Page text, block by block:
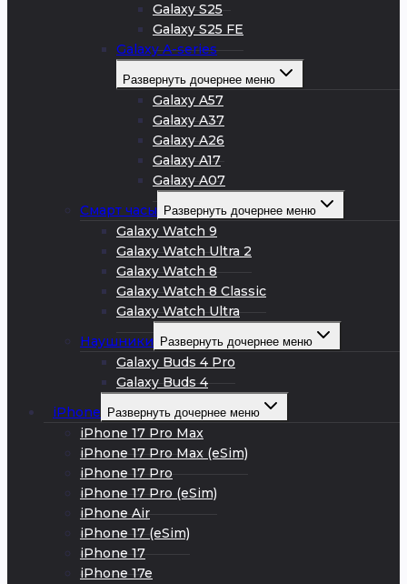
Galaxy S25
Galaxy S25 FE
Galaxy A-series
Развернуть дочернее меню
Galaxy A57
Galaxy A37
Galaxy A26
Galaxy A17
Galaxy A07
Смарт часы
Развернуть дочернее меню
Galaxy Watch 9
Galaxy Watch Ultra 2
Galaxy Watch 8
Galaxy Watch 8 Classic
Galaxy Watch Ultra
Наушники
Развернуть дочернее меню
Galaxy Buds 4 Pro
Galaxy Buds 4
iPhone
Развернуть дочернее меню
iPhone 17 Pro Max
iPhone 17 Pro Max (eSim)
iPhone 17 Pro
iPhone 17 Pro (eSim)
iPhone Air
iPhone 17 (eSim)
iPhone 17
iPhone 17e